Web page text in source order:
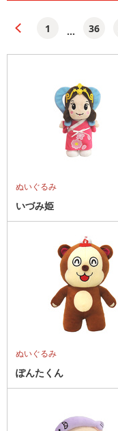
1 ... 36
ぬいぐるみ
いづみ姫
ぬいぐるみ
ぽんたくん